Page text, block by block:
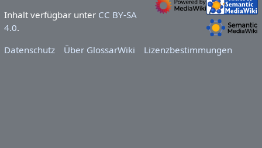
Inhalt verfügbar unter CC BY-SA
4.0.
Datenschutz
Über GlossarWiki Lizenzbestimmungen